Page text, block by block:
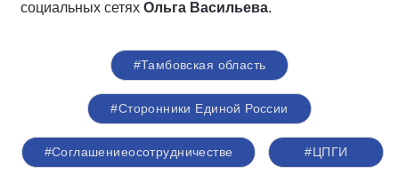
социальных сетях Ольга Васильева.
#Тамбовская область
#Сторонники Единой России
#Соглашениеосотрудничестве #ЦПГИ